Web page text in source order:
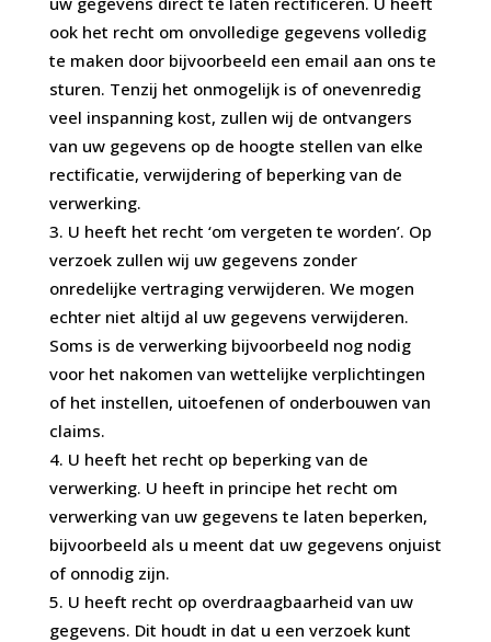
ook het recht om onvolledige gegevens volledig
te maken door bijvoorbeeld een email aan ons te
sturen. Tenzij het onmogelijk is of onevenredig
veel inspanning kost, zullen wij de ontvangers
van uw gegevens op de hoogte stellen van elke
rectificatie, verwijdering of beperking van de
verwerking.
U heeft het recht ‘om vergeten te worden’. Op
verzoek zullen wij uw gegevens zonder
onredelijke vertraging verwijderen. We mogen
echter niet altijd al uw gegevens verwijderen.
Soms is de verwerking bijvoorbeeld nog nodig
voor het nakomen van wettelijke verplichtingen
of het instellen, uitoefenen of onderbouwen van
claims.
U heeft het recht op beperking van de
verwerking. U heeft in principe het recht om
verwerking van uw gegevens te laten beperken,
bijvoorbeeld als u meent dat uw gegevens onjuist
of onnodig zijn.
U heeft recht op overdraagbaarheid van uw
gegevens. Dit houdt in dat u een verzoek kunt